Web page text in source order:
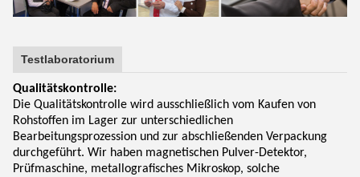
Testlaboratorium
Qualitätskontrolle:
Die Qualitätskontrolle wird ausschließlich vom Kaufen von
Rohstoffen im Lager zur unterschiedlichen
Bearbeitungsprozession und zur abschließenden Verpackung
durchgeführt. Wir haben magnetischen Pulver-Detektor,
Prüfmaschine, metallografisches Mikroskop, solche